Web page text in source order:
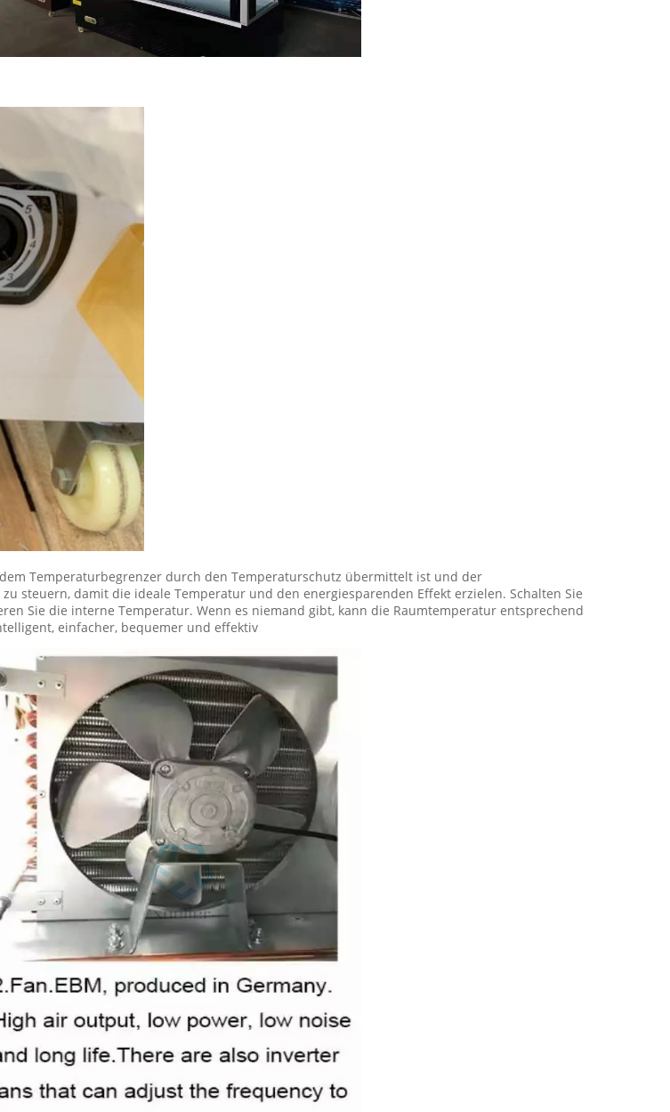
Temperaturbegrenzer durch den Temperaturschutz übermittelt ist und der
steuern, damit die ideale Temperatur und den energiesparenden Effekt erzielen. Schalten Sie
Sie die interne Temperatur. Wenn es niemand gibt, kann die Raumtemperatur entsprechend
einfacher, bequemer und effektiv